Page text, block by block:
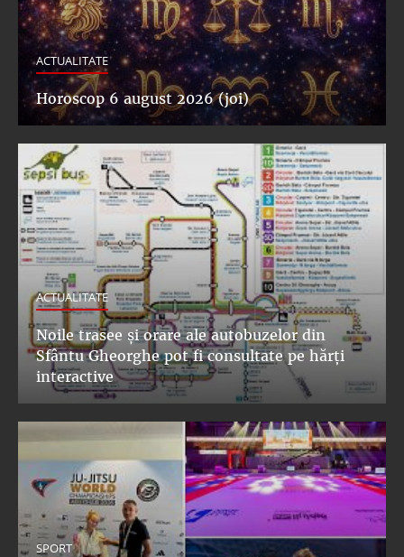
ACTUALITATE
Horoscop 6 august 2026 (joi)
ACTUALITATE
Noile trasee și orare ale autobuzelor din
Sfântu Gheorghe pot fi consultate pe hărți
interactive
SPORT